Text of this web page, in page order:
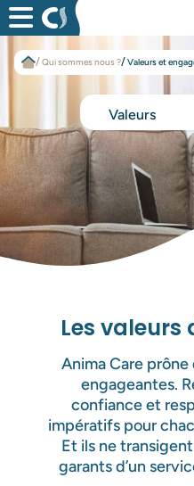
Aller
au
contenu
Qui sommes nous ? Valeurs et
Entreprise et
Traçabilité
Valeurs
Actions RSE
Les valeurs
Anima Care
engageantes.
confiance et
impératifs pour
Et ils ne
garants d’un